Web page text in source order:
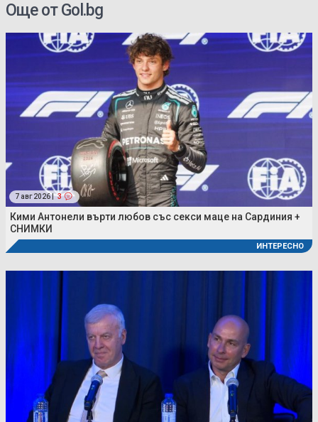
Още от Gol.bg
7 авг 2026 | 3
Кими Антонели върти любов със секси маце на Сардиния +
СНИМКИ
ИНТЕРЕСНО